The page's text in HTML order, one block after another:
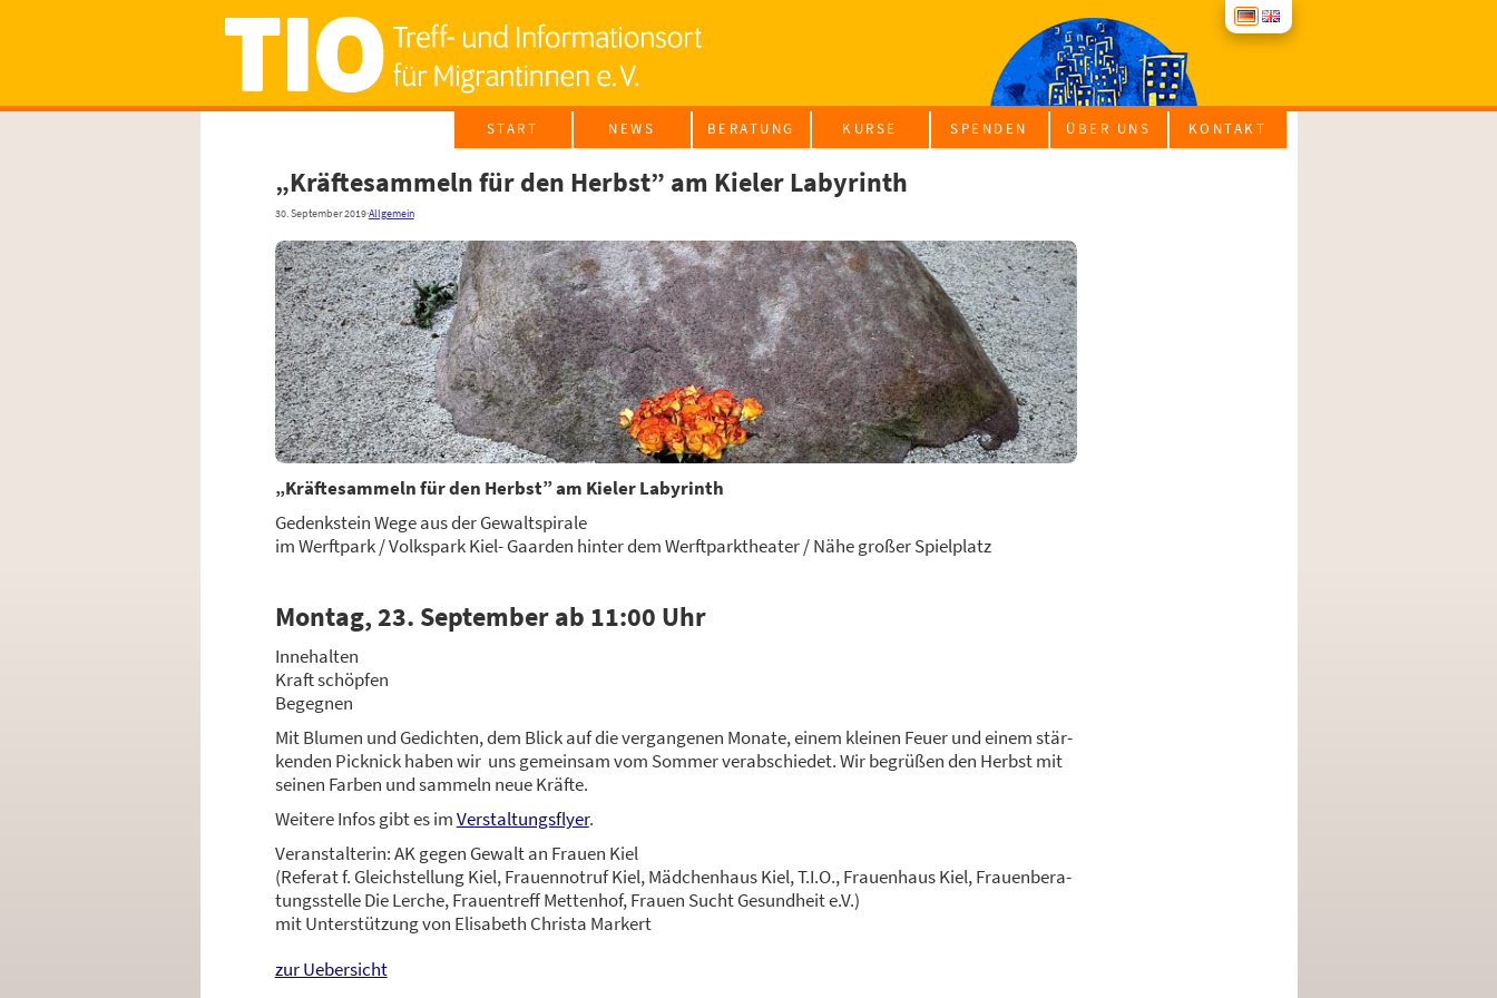
START NEWS BERA­TUNG KUR­SE
INTE­GRA­TI­ONS­KUR­SE
SPEN­DEN ÜBER UNS KON­TAKT
„Kräf­te­sam­meln für den Herbst” am Kie­ler Laby­rinth
30. September 2019·Allgemein
„Kräf­te­sam­meln für den Herbst” am Kie­ler Laby­rinth
Gedenk­stein Wege aus der Gewalt­spi­ra­le
im Werft­park / Volks­park Kiel- Gaar­den hin­ter dem Werft­park­thea­ter / Nähe gro­ßer Spiel­platz
Mon­tag, 23. Sep­tem­ber ab 11:00 Uhr
Inne­hal­ten
Kraft schöp­fen
Begeg­nen
Mit Blu­men und Gedich­ten, dem Blick auf die ver­gan­ge­nen Mona­te, einem klei­nen Feu­er und einem stär­
ken­den Pick­nick haben wir uns gemein­sam vom Som­mer ver­ab­schie­det. Wir begrü­ßen den Herbst mit
sei­nen Far­ben und sam­meln neue Kräf­te.
Wei­te­re Infos gibt es imVer­stal­tungs­fly­er.
Ver­an­stal­te­rin: AK gegen Gewalt an Frau­en Kiel
(Refe­rat f. Gleich­stel­lung Kiel, Frau­en­not­ruf Kiel, Mäd­chen­haus Kiel, T.I.O., Frau­en­haus Kiel, Frau­en­be­ra­
tungs­stel­le Die Ler­che, Frau­en­treff Met­ten­hof, Frau­en Sucht Gesund­heit e.V.)
mit Unter­stüt­zung von Eli­sa­beth Chris­ta Mar­kert
zur Uebersicht